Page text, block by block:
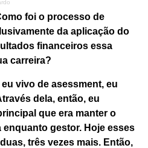
foi o processo de
da aplicação do
financeiros essa
carreira?
eu vivo de asessment, eu
dela, então, eu
que era manter o
gestor. Hoje esses
três vezes mais. Então,